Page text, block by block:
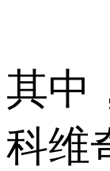
其中
科维